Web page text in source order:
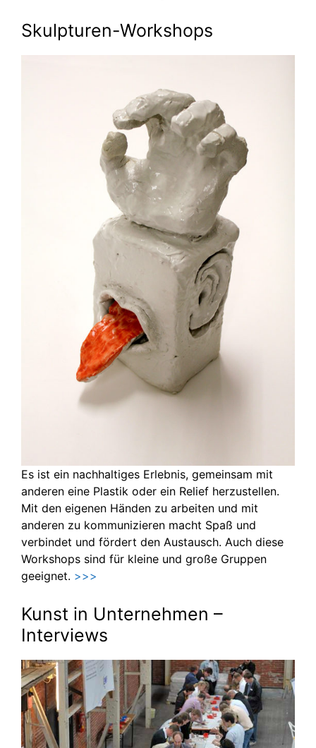
Skulpturen-Workshops
Es ist ein nachhaltiges Erlebnis, gemeinsam mit
anderen eine Plastik oder ein Relief herzustellen.
Mit den eigenen Händen zu arbeiten und mit
anderen zu kommunizieren macht Spaß und
verbindet und fördert den Austausch. Auch diese
Workshops sind für kleine und große Gruppen
geeignet. >>>
Kunst in Unternehmen –
Interviews